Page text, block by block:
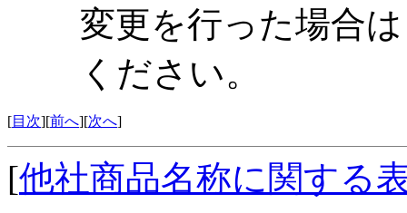
変更を行った場合
ください。
[目次][前へ][次へ]
[他社商品名称に関する